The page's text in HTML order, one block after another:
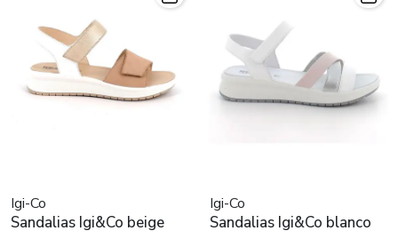
Igi-Co
Sandalias Igi&Co beige
Igi-Co
Sandalias Igi&Co blanco